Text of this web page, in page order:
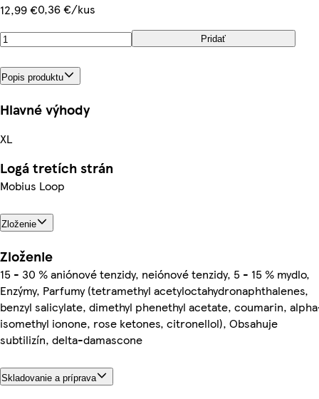
12,99 €0,36 €/kus
Pridať
Popis produktu
Hlavné výhody
XL
Logá tretích strán
Mobius Loop
Zloženie
Zloženie
15 - 30 % aniónové tenzidy, neiónové tenzidy, 5 - 15 % mydlo,
Enzýmy, Parfumy (tetramethyl acetyloctahydronaphthalenes,
benzyl salicylate, dimethyl phenethyl acetate, coumarin,
isomethyl ionone, rose ketones, citronellol), Obsahuje
subtilizín, delta-damascone
Skladovanie a príprava